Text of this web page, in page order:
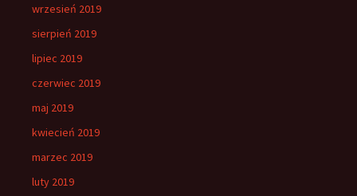
wrzesień 2019
sierpień 2019
lipiec 2019
czerwiec 2019
maj 2019
kwiecień 2019
marzec 2019
luty 2019